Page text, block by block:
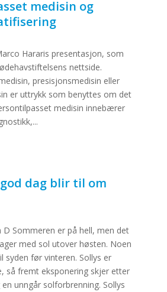
medisin og
Hararis presentasjon, som
nettside.
presisjonsmedisin eller
er uttrykk som benyttes om det
medisin innebærer
god dag blir til om
D Sommeren er på hell, men det
med sol utover høsten. Noen
syden før vinteren. Sollys er
så fremt eksponering skjer etter
unngår solforbrenning. Sollys